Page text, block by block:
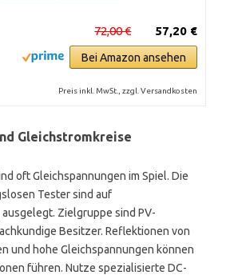
57,20 €
72,00 €
Bei Amazon ansehen
Preis inkl. MwSt., zzgl. Versandkosten
Gleichstromkreise
oft Gleichspannungen im Spiel. Die
Tester sind auf
Zielgruppe sind PV-
Besitzer. Reflektionen von
und hohe Gleichspannungen können
führen. Nutze spezialisierte DC-